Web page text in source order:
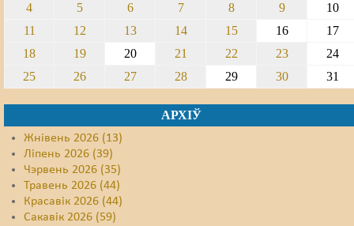
4
5 6 7 8 9
10
11
12 13 14 15 16
17
18
19 20 21 22 23
24
25
26 27 28 29 30 31
АРХІЎ
Жнівень 2026 (13)
Ліпень 2026 (39)
Чэрвень 2026 (35)
Травень 2026 (44)
Красавік 2026 (44)
Сакавік 2026 (59)